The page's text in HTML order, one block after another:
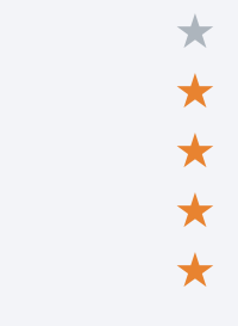
★
★
★
★
★